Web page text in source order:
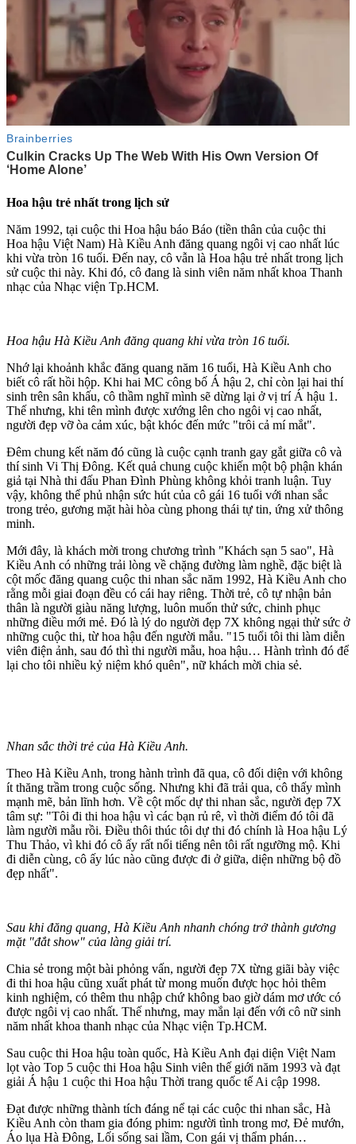
Hoa hậu trẻ nhất trong lịch sử
Năm 1992, tại cuộc thi Hoa hậu báo Báo (tiền thân của cuộc thi
Hoa hậu Việt Nam) Hà Kiều Anh đăng quang ngôi vị cao nhất lúc
khi vừa tròn 16 tuổi. Đến nay, cô vẫn là Hoa hậu trẻ nhất trong lịch
sử cuộc thi này. Khi đó, cô đang là sinh viên năm nhất khoa Thanh
nhạc của Nhạc viện Tp.HCM.
Hoa hậu Hà Kiều Anh đăng quang khi vừa tròn 16 tuổi.
Nhớ lại khoảnh khắc đăng quang năm 16 tuổi, Hà Kiều Anh cho
biết cô rất hồi hộp. Khi hai MC công bố Á hậu 2, chỉ còn lại hai thí
sinh trên sân khấu, cô thầm nghĩ mình sẽ dừng lại ở vị trí Á hậu 1.
Thế nhưng, khi tên mình được xướng lên cho ngôi vị cao nhất,
người đẹp vỡ òa cảm xúc, bật khóc đến mức "trôi cả mí mắt".
Đêm chung kết năm đó cũng là cuộc cạnh tranh gay gắt giữa cô và
thí sinh Vi Thị Đông. Kết quả chung cuộc khiến một bộ phận khán
giả tại Nhà thi đấu Phan Đình Phùng không khỏi tranh luận. Tuy
vậy, không thể phủ nhận sức hút của cô gái 16 tuổi với nhan sắc
trong trẻo, gương mặt hài hòa cùng phong thái tự tin, ứng xử thông
minh.
Mới đây, là khách mời trong chương trình "Khách sạn 5 sao", Hà
Kiều Anh có những trải lòng về chặng đường làm nghề, đặc biệt là
cột mốc đăng quang cuộc thi nhan sắc năm 1992, Hà Kiều Anh cho
rằng mỗi giai đoạn đều có cái hay riêng. Thời trẻ, cô tự nhận bản
thân là người giàu năng lượng, luôn muốn thử sức, chinh phục
những điều mới mẻ. Đó là lý do người đẹp 7X không ngại thử sức ở
những cuộc thi, từ hoa hậu đến người mẫu. "15 tuổi tôi thi làm diễn
viên điện ảnh, sau đó thì thi người mẫu, hoa hậu… Hành trình đó để
lại cho tôi nhiều kỷ niệm khó quên", nữ khách mời chia sẻ.
Nhan sắc thời trẻ của Hà Kiều Anh.
Theo Hà Kiều Anh, trong hành trình đã qua, cô đối diện với không
ít thăng trầm trong cuộc sống. Nhưng khi đã trải qua, cô thấy mình
mạnh mẽ, bản lĩnh hơn. Về cột mốc dự thi nhan sắc, người đẹp 7X
tâm sự: "Tôi đi thi hoa hậu vì các bạn rủ rê, vì thời điểm đó tôi đã
làm người mẫu rồi. Điều thôi thúc tôi dự thi đó chính là Hoa hậu Lý
Thu Thảo, vì khi đó cô ấy rất nổi tiếng nên tôi rất ngưỡng mộ. Khi
đi diễn cùng, cô ấy lúc nào cũng được đi ở giữa, diện những bộ đồ
đẹp nhất".
Sau khi đăng quang, Hà Kiều Anh nhanh chóng trở thành gương
mặt "đắt show" của làng giải trí.
Chia sẻ trong một bài phỏng vấn, người đẹp 7X từng giãi bày việc
đi thi hoa hậu cũng xuất phát từ mong muốn được học hỏi thêm
kinh nghiệm, có thêm thu nhập chứ không bao giờ dám mơ ước có
được ngôi vị cao nhất. Thế nhưng, may mắn lại đến với cô nữ sinh
năm nhất khoa thanh nhạc của Nhạc viện Tp.HCM.
Sau cuộc thi Hoa hậu toàn quốc, Hà Kiều Anh đại diện Việt Nam
lọt vào Top 5 cuộc thi Hoa hậu Sinh viên thế giới năm 1993 và đạt
giải Á hậu 1 cuộc thi Hoa hậu Thời trang quốc tế Ai cập 1998.
Đạt được những thành tích đáng nể tại các cuộc thi nhan sắc, Hà
Kiều Anh còn tham gia đóng phim: ngư‌ời tìn‌h trong mơ, Đẻ mướn,
Áo lụa Hà Đông, Lối sống sai lầm, Con gái vị thẩm phán…